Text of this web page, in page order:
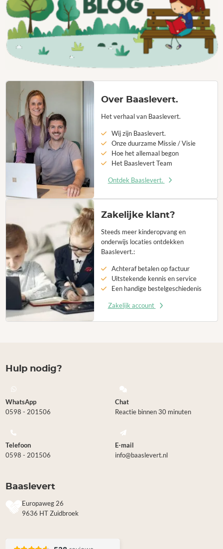
Over Baaslevert.
Het verhaal van Baaslevert.
Wij zijn Baaslevert.
Onze duurzame Missie / Visie
Hoe het allemaal begon
Het Baaslevert Team
Ontdek Baaslevert.
Zakelijke klant?
Steeds meer kinderopvang en
onderwijs locaties ontdekken
Baaslevert.:
Achteraf betalen op factuur
Uitstekende kennis en service
Een handige bestelgeschiedenis
Zakelijk account
Hulp nodig?
WhatsApp
0598 - 201506
Chat
Reactie binnen 30 minuten
Telefoon
0598 - 201506
E-mail
info@baaslevert.nl
Baaslevert
Europaweg 26
9636 HT Zuidbroek